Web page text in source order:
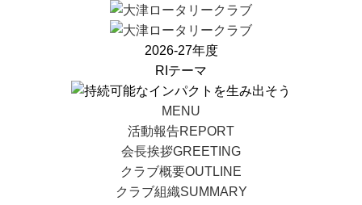
2026-27年度
RIテーマ
MENU
活動報告REPORT
会長挨拶GREETING
クラブ概要OUTLINE
クラブ組織SUMMARY